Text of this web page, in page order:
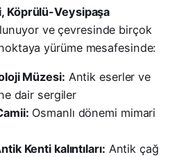
Köprülü-Veysipaşa
ve çevresinde birçok
yürüme mesafesinde:
Müzesi: Antik eserler ve
dair sergiler
Osmanlı dönemi mimari
Kenti kalıntıları: Antik çağ